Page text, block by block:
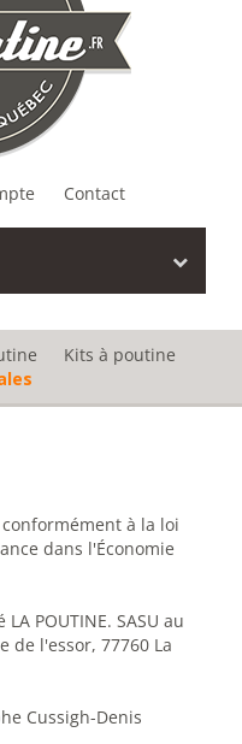
Contact
Kits à poutine
à la loi
dans l'Économie
POUTINE. SASU au
de l'essor, 77760 La
Cussigh-Denis